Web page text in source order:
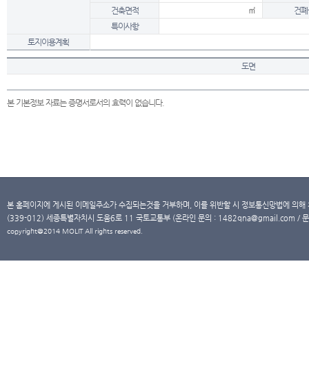
건축면적
㎡
건
특이사항
토지이용계획
도면
본 기본정보 자료는 증명서로서의 효력이 없습니다.
본 홈페이지에 게시된 이메일주소가 수집되는것을 거부하며, 이를 위반할 시 정보통신망법에 의
(339-012) 세종특별자치시 도움6로 11 국토교통부 (온라인 문의 : 1482qna@gmail.com /
copyright@2014 MOLIT All rights reserved.